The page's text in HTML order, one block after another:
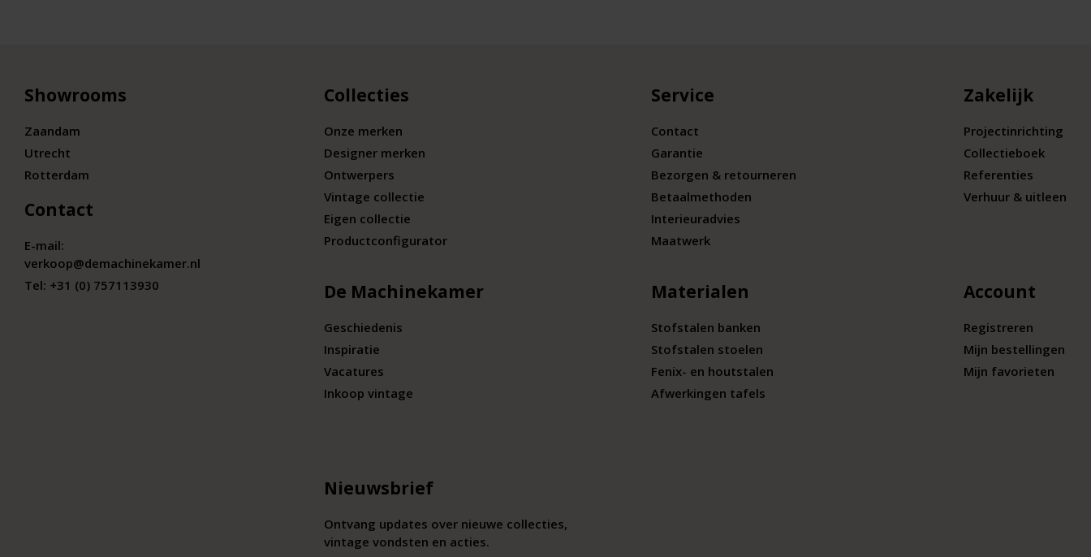
Showrooms
Zaandam
Utrecht
Rotterdam
Contact
E-mail:
verkoop@demachinekamer.nl
Tel: +31 (0) 757113930
Collecties
Onze merken
Designer merken
Ontwerpers
Vintage collectie
Eigen collectie
Productconfigurator
De Machinekamer
Geschiedenis
Inspiratie
Vacatures
Inkoop vintage
Service
Contact
Garantie
Bezorgen & retourneren
Betaalmethoden
Interieuradvies
Maatwerk
Materialen
Stofstalen banken
Stofstalen stoelen
Fenix- en houtstalen
Afwerkingen tafels
Zakelijk
Projectinrichting
Collectieboek
Referenties
Verhuur & uitleen
Account
Registreren
Mijn bestellingen
Mijn favorieten
Nieuwsbrief
Ontvang updates over nieuwe collecties,
vintage vondsten en acties.